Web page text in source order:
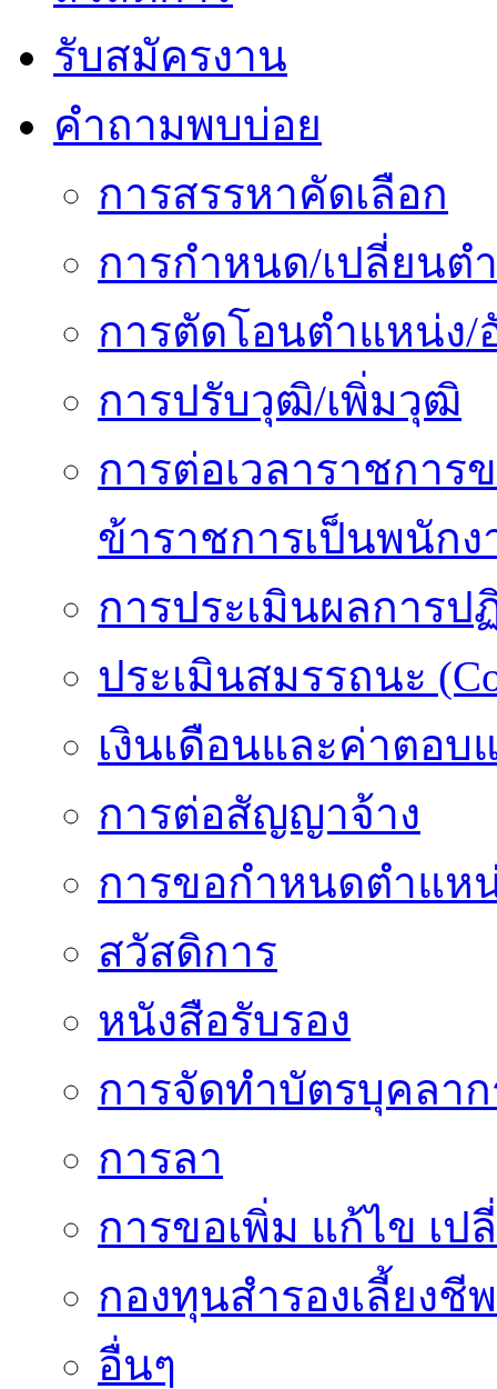
รับสมัครงาน
คำถามพบบ่อย
การสรรหาคัดเลือก
การกำหนด/เปลี่ยนต
การตัดโอนตำแหน่ง/
การปรับวุฒิ/เพิ่มวุฒิ
การต่อเวลาราชการ
ข้าราชการเป็นพนักง
การประเมินผลการป
ประเมินสมรรถนะ
เงินเดือนและค่าตอบ
การต่อสัญญาจ้าง
การขอกำหนดตำแห
สวัสดิการ
หนังสือรับรอง
การจัดทำบัตรบุคลา
การลา
การขอเพิ่ม แก้ไข เ
กองทุนสำรองเลี้ยงชีพ
อื่นๆ